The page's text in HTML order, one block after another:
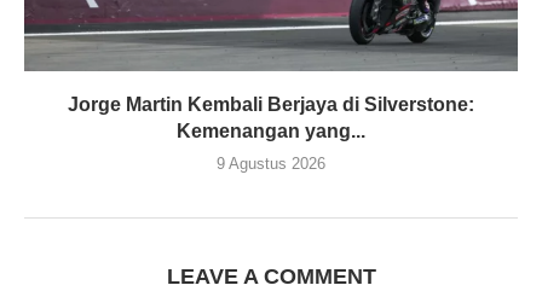
Jorge Martin Kembali Berjaya di Silverstone:
Kemenangan yang...
9 Agustus 2026
LEAVE A COMMENT